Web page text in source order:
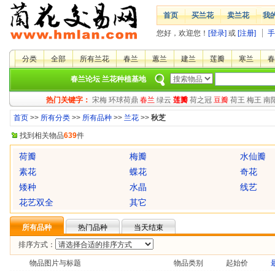
首页 买兰花 卖兰花 我
您好，欢迎您！ [登录] 或 [注册]
分类 全部 所有兰花 春兰 蕙兰 建兰 莲瓣 寒兰
春兰论坛 兰花种植基地
热门关键字： 宋梅 环球荷鼎 春兰 绿云 莲瓣 荷之冠 豆瓣 荷王 梅王 南
首页 >> 所有分类 >> 所有品种 >> 兰花 >> 秋芝
找到相关物品639件
荷瓣 梅瓣
水仙瓣
素花
蝶花
奇花
矮种
水晶
线艺
花艺双全
其它
所有品种 热门品种
当天结束
排序方式：
物品图片与标题 物品类别 起始价